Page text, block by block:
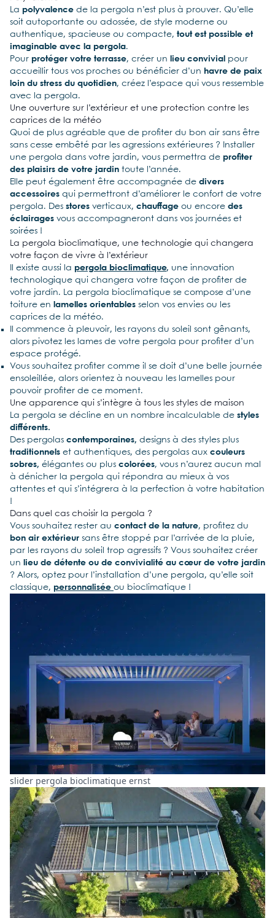
La polyvalence de la pergola n’est plus à prouver. Qu’elle
soit autoportante ou adossée, de style moderne ou
authentique, spacieuse ou compacte, tout est possible et
imaginable avec la pergola.
Pour protéger votre terrasse, créer un lieu convivial pour
accueillir tous vos proches ou bénéficier d’un havre de paix
loin du stress du quotidien, créez l’espace qui vous ressemble
avec la pergola.
Une ouverture sur l’extérieur et une protection contre les
caprices de la météo
Quoi de plus agréable que de profiter du bon air sans être
sans cesse embêté par les agressions extérieures ? Installer
une pergola dans votre jardin, vous permettra de profiter
des plaisirs de votre jardin toute l’année.
Elle peut également être accompagnée de divers
accessoires qui permettront d’améliorer le confort de votre
pergola. Des stores verticaux, chauffage ou encore des
éclairages vous accompagneront dans vos journées et
soirées !
La pergola bioclimatique, une technologie qui changera
votre façon de vivre à l’extérieur
Il existe aussi la pergola bioclimatique, une innovation
technologique qui changera votre façon de profiter de
votre jardin. La pergola bioclimatique se compose d’une
toiture en lamelles orientables selon vos envies ou les
caprices de la météo.
Il commence à pleuvoir, les rayons du soleil sont gênants,
alors pivotez les lames de votre pergola pour profiter d’un
espace protégé.
Vous souhaitez profiter comme il se doit d’une belle journée
ensoleillée, alors orientez à nouveau les lamelles pour
pouvoir profiter de ce moment.
Une apparence qui s’intègre à tous les styles de maison
La pergola se décline en un nombre incalculable de styles
différents.
Des pergolas contemporaines, designs à des styles plus
traditionnels et authentiques, des pergolas aux couleurs
sobres, élégantes ou plus colorées, vous n’aurez aucun mal
à dénicher la pergola qui répondra au mieux à vos
attentes et qui s’intégrera à la perfection à votre habitation
!
Dans quel cas choisir la pergola ?
Vous souhaitez rester au contact de la nature, profitez du
bon air extérieur sans être stoppé par l’arrivée de la pluie,
par les rayons du soleil trop agressifs ? Vous souhaitez créer
un lieu de détente ou de convivialité au cœur de votre jardin
? Alors, optez pour l’installation d’une pergola, qu’elle soit
classique, personnalisée ou bioclimatique !
slider pergola bioclimatique ernst